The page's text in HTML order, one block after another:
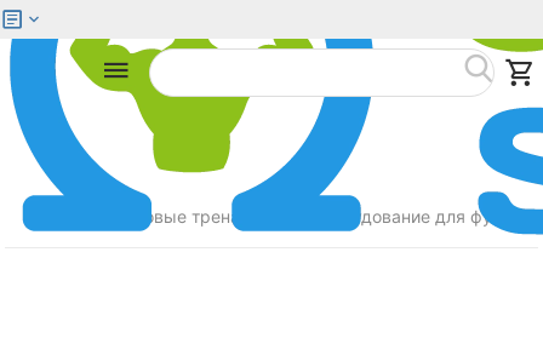
Силовые тренажеры Оборудование для
Меню Найти